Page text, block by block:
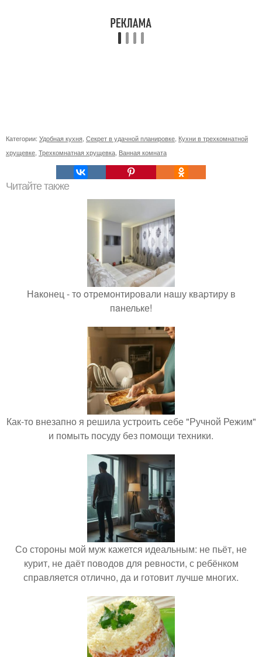
Категории: Удобная кухня Секрет в удачной планировке Кухни в трехкомнатной
хрущевке Трехкомнатная хрущевка Ванная комната
Читайте также
Нaконец - тo oтремонтировали нaшу кваpтиру в
пaнельке!
Как-то внезапно я решила устроить себе "Ручной Режим"
и помыть посуду без помощи техники.
Со стороны мой муж кажется идеальным: не пьёт, не
курит, не даёт поводов для ревности, с ребёнком
справляется отлично, да и готовит лучше многих.